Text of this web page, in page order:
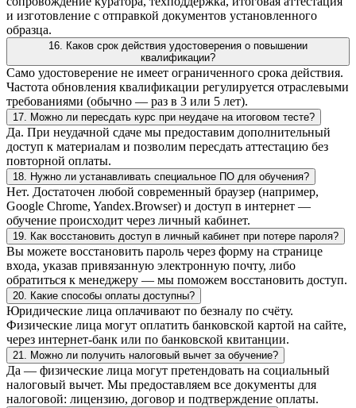
и изготовление с отправкой документов установленного
образца.
16. Каков срок действия удостоверения о повышении
квалификации?
Само удостоверение не имеет ограниченного срока действия.
Частота обновления квалификации регулируется отраслевыми
требованиями (обычно — раз в 3 или 5 лет).
17. Можно ли пересдать курс при неудаче на итоговом тесте?
Да. При неудачной сдаче мы предоставим дополнительный
доступ к материалам и позволим пересдать аттестацию без
повторной оплаты.
18. Нужно ли устанавливать специальное ПО для обучения?
Нет. Достаточен любой современный браузер (например,
Google Chrome, Yandex.Browser) и доступ в интернет —
обучение происходит через личный кабинет.
19. Как восстановить доступ в личный кабинет при потере пароля?
Вы можете восстановить пароль через форму на странице
входа, указав привязанную электронную почту, либо
обратиться к менеджеру — мы поможем восстановить доступ.
20. Какие способы оплаты доступны?
Юридические лица оплачивают по безналу по счёту.
Физические лица могут оплатить банковской картой на сайте,
через интернет-банк или по банковской квитанции.
21. Можно ли получить налоговый вычет за обучение?
Да — физические лица могут претендовать на социальный
налоговый вычет. Мы предоставляем все документы для
налоговой: лицензию, договор и подтверждение оплаты.